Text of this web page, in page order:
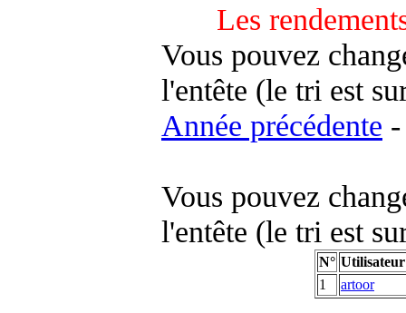
Les
Vous pouvez
l'entête (le tri est
Année précédente
Vous pouvez
l'entête (le tri est
N° Utilisateur
1
artoor